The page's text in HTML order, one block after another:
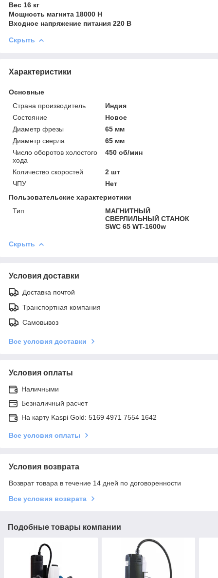
Вес 16 кг
Мощность магнита 18000 Н
Входное напряжение питания 220 В
Скрыть
Характеристики
Основные
Страна производитель
Индия
Состояние
Новое
Диаметр фрезы
65 мм
Диаметр сверла
65 мм
Число оборотов холостого
хода
450 об/мин
Количество скоростей
2 шт
ЧПУ
Нет
Пользовательские характеристики
Тип
МАГНИТНЫЙ
СВЕРЛИЛЬНЫЙ СТАНОК
SWC 65 WT-1600w
Скрыть
Условия доставки
Доставка почтой
Транспортная компания
Самовывоз
Все условия доставки
Условия оплаты
Наличными
Безналичный расчет
На карту Kaspi Gold: 5169 4971 7554 1642
Все условия оплаты
Условия возврата
Возврат товара в течение 14 дней по договоренности
Все условия возврата
Подобные товары компании